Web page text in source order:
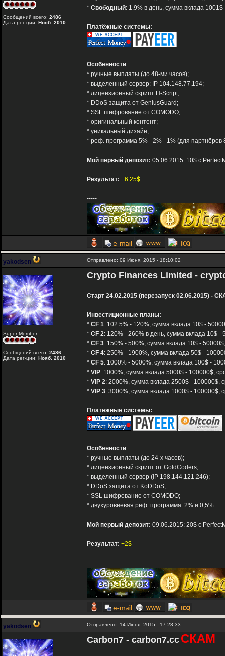
Сообщений всего: 2486
Дата рег-ции: Нояб. 2010
* Свободный: 1.9% в день, сумма вклада
Платёжные системы:
Особенности:
* ручные выплаты (до 48-ми часов);
* выделенный сервер: IP 104.148.77.194;
* лицензионный скрипт H-Script;
* DDoS защита от GeniusGuard;
* SSL шифрование от COMODO;
* оригинальный контент;
* уникальный дизайн;
* реф. программа 5% - 2% - 1% (для партнёров
Мой первый депозит: 05.06.2015: 10$ с
Результат: +6.25$
-----
yakodsen Отправлено: 09 Июня, 2015 - 18:10:02
Super Member
Сообщений всего: 2486
Дата рег-ции: Нояб. 2010
Crypto Finances Limited -
Старт 24.02.2015 (перезапуск 02.06.2015) -
Инвестиционные планы:
* CF 1: 102.5% - 120%, сумма вклада 10$ -
* CF 2: 120% - 260% в день, сумма вклада 10$ -
* CF 3: 150% - 500%, сумма вклада 10$ -
* CF 4: 250% - 1900%, сумма вклада 50$ -
* CF 5: 1000% - 5000%, сумма вклада 100$ -
* VIP: 1000%, сумма вклада 5000$ - 100000$,
* VIP 2: 2000%, сумма вклада 2500$ - 100000$,
* VIP 3: 3000%, сумма вклада 1000$ - 100000$,
Платёжные системы:
Особенности:
* ручные выплаты (до 24-х часов);
* лицензионный скрипт от GoldCoders;
* выделенный сервер (IP 198.144.121.246);
* DDoS защита от KoDDoS;
* SSL шифрование от COMODO;
* двухуровневая реф. программа: 2% и 0,5%.
Мой первый депозит: 09.06.2015: 20$ с
Результат: +2$
-----
yakodsen Отправлено: 14 Июня, 2015 - 17:28:33
Carbon7 - carbon7.cc СКАМ